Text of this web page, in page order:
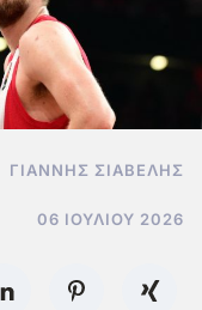
ΓΙΆΝΝΗΣ ΣΙΑΒΕΛΉΣ
06 ΙΟΥΛΊΟΥ 2026